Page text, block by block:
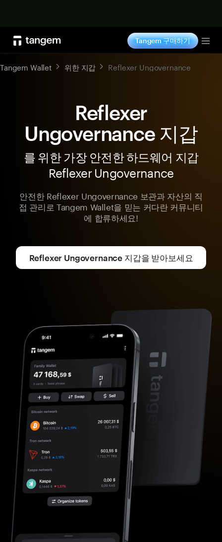
Tangem 구매하기
Tangem Wallet 위한 지갑 Reflexer Ungovernance
Reflexer
Ungovernance 지갑
를 위한 가장 안전한 하드웨어 지갑
Reflexer Ungovernance
안전한 Reflexer Ungovernance 보관과 자산의 직
접 관리로 Tangem Wallet을 믿는 커다란 커뮤니티
에 합류하세요!
Reflexer Ungovernance 지갑을 받아보세요